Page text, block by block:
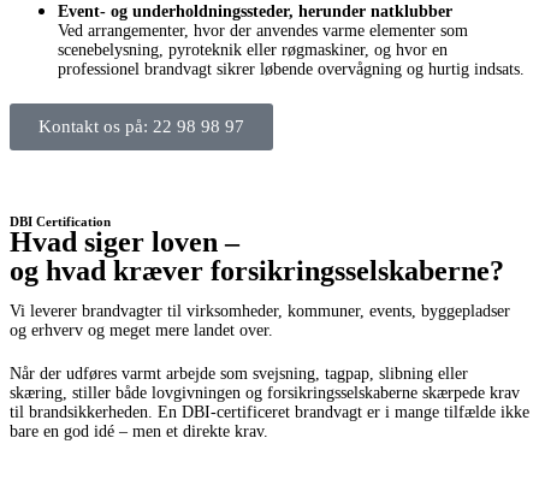
Event- og underholdningssteder, herunder natklubber
Ved arrangementer, hvor der anvendes varme elementer som
scenebelysning, pyroteknik eller røgmaskiner, og hvor en
professionel brandvagt sikrer løbende overvågning og hurtig indsats.
Kontakt os på: 22 98 98 97
DBI Certification
Hvad siger loven –
og hvad kræver forsikringsselskaberne?
Vi leverer brandvagter til virksomheder, kommuner, events, byggepladser
og erhverv og meget mere landet over.
Når der udføres varmt arbejde som svejsning, tagpap, slibning eller
skæring, stiller både lovgivningen og forsikringsselskaberne skærpede krav
til brandsikkerheden. En DBI-certificeret brandvagt er i mange tilfælde ikke
bare en god idé – men et direkte krav.